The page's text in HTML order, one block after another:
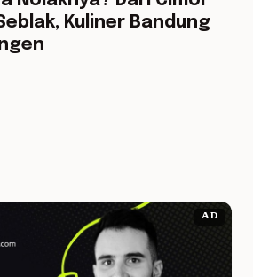
Kuliner Bandung
AD